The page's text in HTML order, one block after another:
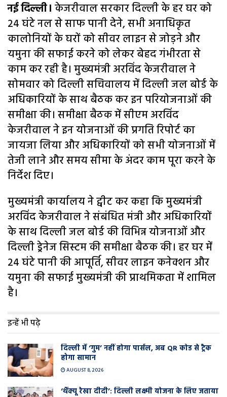
नई दिल्ली। केजरीवाल सरकार दिल्ली के हर घर को
24 घंटे नल से साफ पानी देने, सभी अनाधिकृत
कालोनियों के घरों को सीवर लाइन से जोड़ने और
यमुना की सफाई करने को लेकर बेहद गंभीरता से
काम कर रही है। मुख्यमंत्री अरविंद केजरीवाल ने
सोमवार को दिल्ली सचिवालय में दिल्ली जल बोर्ड के
अधिकारियों के साथ बैठक कर इन परियोजनाओं की
समीक्षा की। समीक्षा बैठक में सीएम अरविंद
केजरीवाल ने इन योजनाओं की प्रगति रिपोर्ट का
जायजा लिया और अधिकारियों को सभी योजनाओं में
तेजी लाने और समय सीमा के अंदर काम पूरा करने के
निर्देश दिए।
मुख्यमंत्री कार्यालय ने ट्वीट कर कहा कि मुख्यमंत्री
अरविंद केजरीवाल ने संबंधित मंत्री और अधिकारियों
के साथ दिल्ली जल बोर्ड की विभिन्न योजनाओं और
दिल्ली ड्रेनेज सिस्टम की समीक्षा बैठक की। हर घर में
24 घंटे पानी की आपूर्ति, सीवर लाइन कनेक्शन और
यमुना की सफाई मुख्यमंत्री की प्राथमिकता में शामिल
है।
इन्हें भी पढ़े
दिल्ली में ‘गुम’ नहीं होगा पार्सल, अब QR कोड से ट्रैक
होगा सामान
AUGUST 8, 2026
‘थैंक्यू रेखा दीदी’: दिल्ली लक्ष्मी योजना के लिए जताया